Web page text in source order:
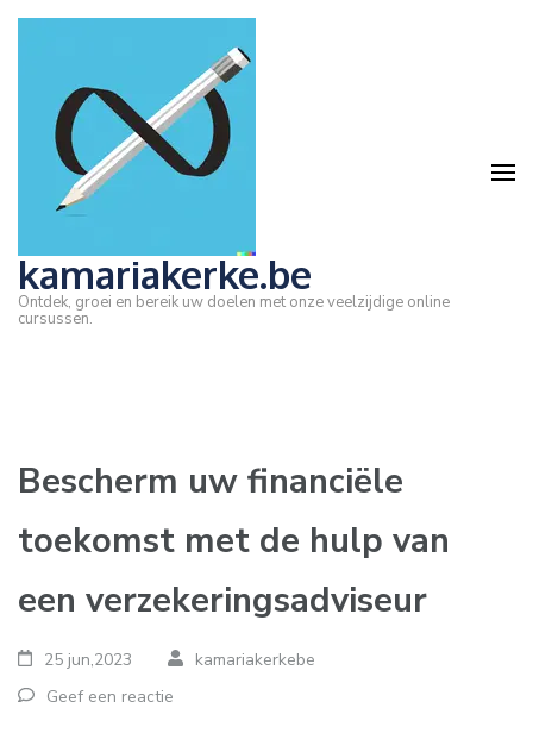
Ga
Enter)
kamariakerke.be
Ontdek, groei en bereik uw doelen met onze veelzijdige online
cursussen.
Bescherm uw financiële
toekomst met de hulp van
een verzekeringsadviseur
25 jun,2023
kamariakerkebe
Geef een reactie